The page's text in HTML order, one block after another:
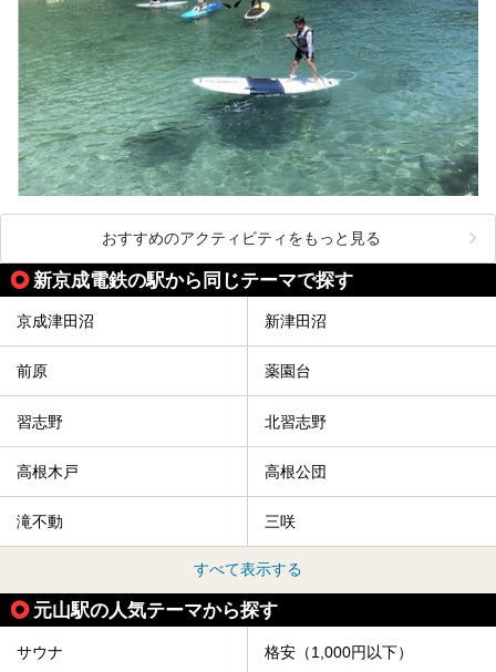
おすすめのアクティビティをもっと見る
新京成電鉄の駅から同じテーマで探す
京成津田沼 新津田沼
前原 薬園台
習志野 北習志野
高根木戸 高根公団
滝不動 三咲
すべて表示する
元山駅の人気テーマから探す
サウナ 格安（1,000円以下）